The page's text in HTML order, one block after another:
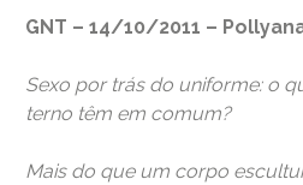
GNT – 14/10/2011 –
Sexo por trás do uniforme: o
terno têm em comum?
Mais do que um corpo